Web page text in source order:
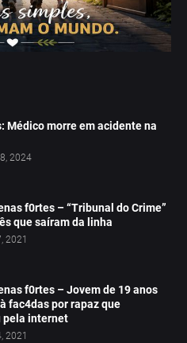
Médico morre em acidente na
2024
f0rtes – “Tribunal do Crime”
que saíram da linha
2021
f0rtes – Jovem de 19 anos
fac4das por rapaz que
pela internet
2021